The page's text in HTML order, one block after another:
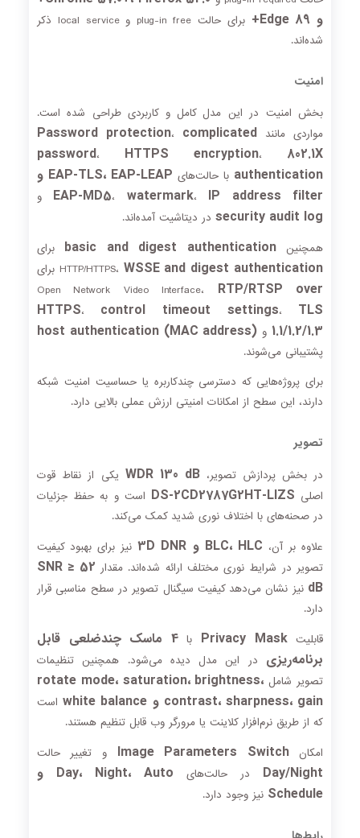
و Edge 89+
برای حالت plug-in free و local service ذکر
شده‌اند.
امنیت
بخش امنیت در این مدل کامل و کاربردی طراحی شده است.
مواردی مانند
Password protection، complicated
password، HTTPS encryption، 802.1X
authentication با حالت‌های
EAP-TLS، EAP-LEAP و
EAP-MD5، watermark، IP address filter و
security audit logدر دیتاشیت آمده‌اند.
همچنینbasic and digest authentication برای
HTTP/HTTPS، WSSE and digest authentication
برای
Open Network Video Interface، RTP/RTSP over
HTTPS، control timeout settings، TLS
1.1/1.2/1.3 و host authentication (MAC address)
پشتیبانی می‌شوند.
برای پروژه‌هایی که دسترسی چندکاربره یا حساسیت امنیت شبکه
دارند، این سطح از امکانات امنیتی ارزش عملی بالایی دارد.
تصویر
در بخش پردازش تصویر، WDR 130 dB یکی از نقاط قوت
اصلی DS-2CD2787G2HT-LIZS است و به حفظ جزئیات
در صحنه‌های با اختلاف نوری شدید کمک می‌کند.
علاوه بر آن، BLC، HLC و 3D DNR
نیز برای بهبود کیفیت
تصویر در شرایط نوری مختلف ارائه شده‌اند. مقدار SNR ≥ 52
dB نیز نشان می‌دهد کیفیت سیگنال تصویر در سطح مناسبی قرار
دارد.
قابلیتPrivacy Mask با
4 ماسک چندضلعی قابل
برنامه‌ریزی در این مدل دیده می‌شود. همچنین تنظیمات
تصویر شامل rotate mode، saturation، brightness،
contrast، sharpness، gain و white balance
است
که از طریق نرم‌افزار کلاینت یا مرورگر وب قابل تنظیم هستند.
امکانImage Parameters Switch و تغییر حالت
Day/Night در حالت‌های
Day، Night، Auto و
Schedule نیز وجود دارد.